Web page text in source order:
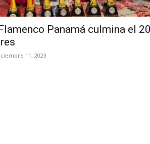
Panamá culmina el
11, 2023